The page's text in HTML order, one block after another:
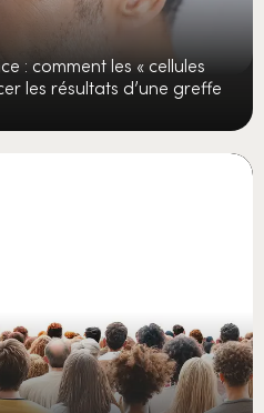
: comment les « cellules
les résultats d’une greffe